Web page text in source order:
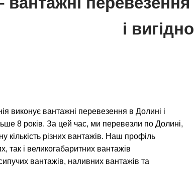
і
виконує вантажні перевезення в Долині і
8 років. За цей час, ми перевезли по Долині,
кількість різних вантажів. Наш профіль
так і великогабаритних вантажів
вантажів, наливних вантажів та